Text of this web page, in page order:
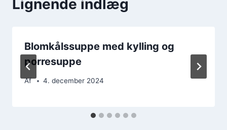
Lignende indlæg
Blomkålssuppe med kylling og
porresuppe
Af 4. december 2024